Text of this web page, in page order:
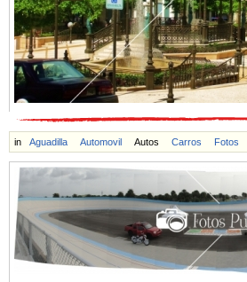
in Aguadilla Automovil Autos Carros Fotos